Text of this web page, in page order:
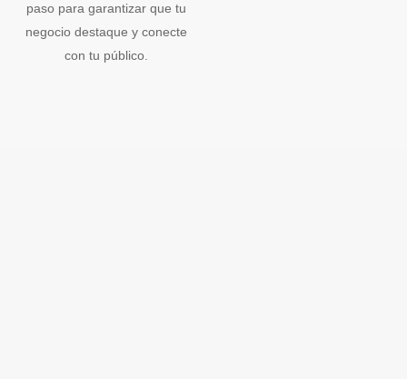
paso para garantizar que tu
negocio destaque y conecte
con tu público.